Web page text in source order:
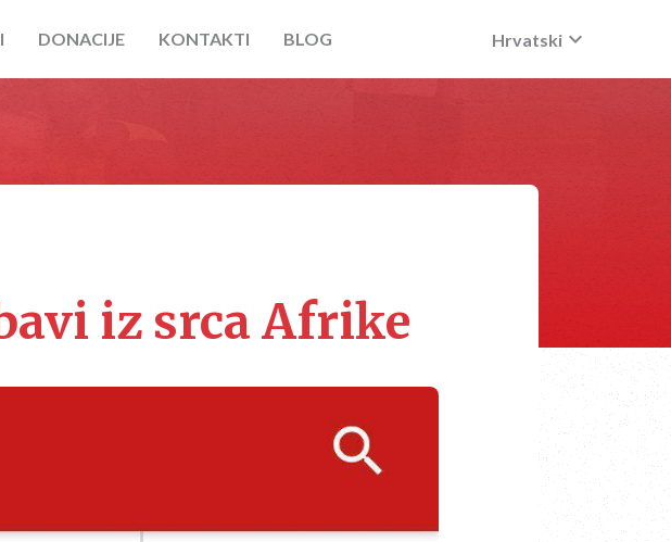
DONACIJE KONTAKTI BLOG Hrvatski keyboard_arrow_down
iz srca Afrike